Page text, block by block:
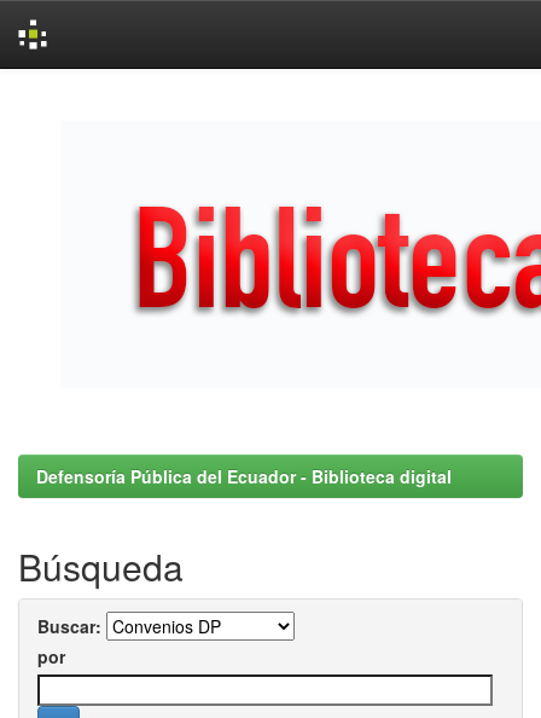
Defensoría Pública del Ecuador - Biblioteca digital
Búsqueda
Buscar:
por